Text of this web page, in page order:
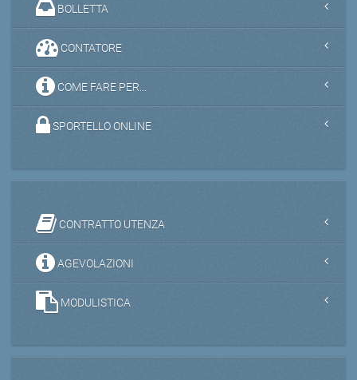
BOLLETTA
CONTATORE
COME FARE PER...
SPORTELLO ONLINE
CONTRATTO UTENZA
AGEVOLAZIONI
MODULISTICA